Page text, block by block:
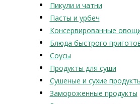
Пикули и чатни
Пасты и урбеч
Консервированные
Блюда быстрого
Соусы
Продукты для суши
Сушеные и сухие
Замороженные продукты